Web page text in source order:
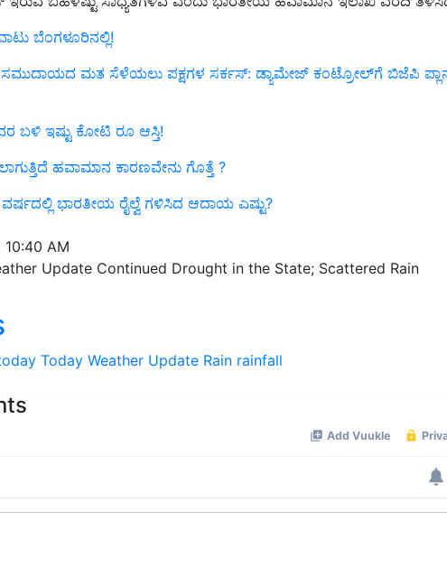
ಬೆಂಗಳೂರಿನಲ್ಲಿ!
ಸಮುದಾಯದ ಮತ ಸೆಳೆಯಲು ಪಕ್ಷಗಳ ಸರ್ಕಸ್‌: ಡ್ಯಾಮೇಜ್‌ ಕಂಟ್ರೋಲ್‌ಗೆ ಬಿಜೆಪಿ ಪ್ಲಾನ್‌
ಹವಾಮಾನ ಕಾರಣವೇನು ಗೊತ್ತೆ ?
ಭಾರತೀಯ ರೈಲ್ವೆ ಗಳಿಸಿದ ಆದಾಯ ಎಷ್ಟು?
Update Continued Drought in the State; Scattered Rain